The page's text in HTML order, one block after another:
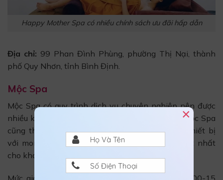
Happy Mother Spa có nhiều chính sách ưu đãi hấp dẫn
Địa chỉ: 99 Phan Đình Phùng, phường Thị Nại, thành
phố Quy Nhơn, tỉnh Bình Định.
Mộc Spa
Mộc Spa có quy trình dịch vụ chuyên nghiệp nên được
nhiều khách hàng tin tưởng lựa chọn. Ngoài ra, Mộc Spa
cũng thường xuyên nâng cấp, máy móc, trang thiết bị
với mong muốn đem đến chất lượng dịch vụ tốt nhất
cho khách hàng.
Mức giá dịch vụ tại Mộc Spa dao động từ 800.000-15
×